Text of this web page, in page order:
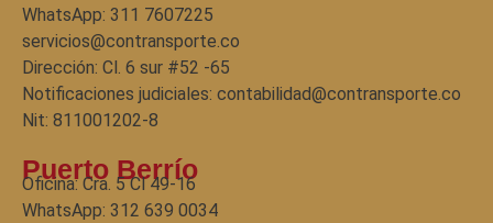
WhatsApp: 311 7607225
servicios@contransporte.co
Dirección: Cl. 6 sur #52 -65
Notificaciones judiciales: contabilidad@contransporte.co
Nit: 811001202-8
Puerto Berrío
Oficina: Cra. 5 Cl 49-16
WhatsApp: 312 639 0034